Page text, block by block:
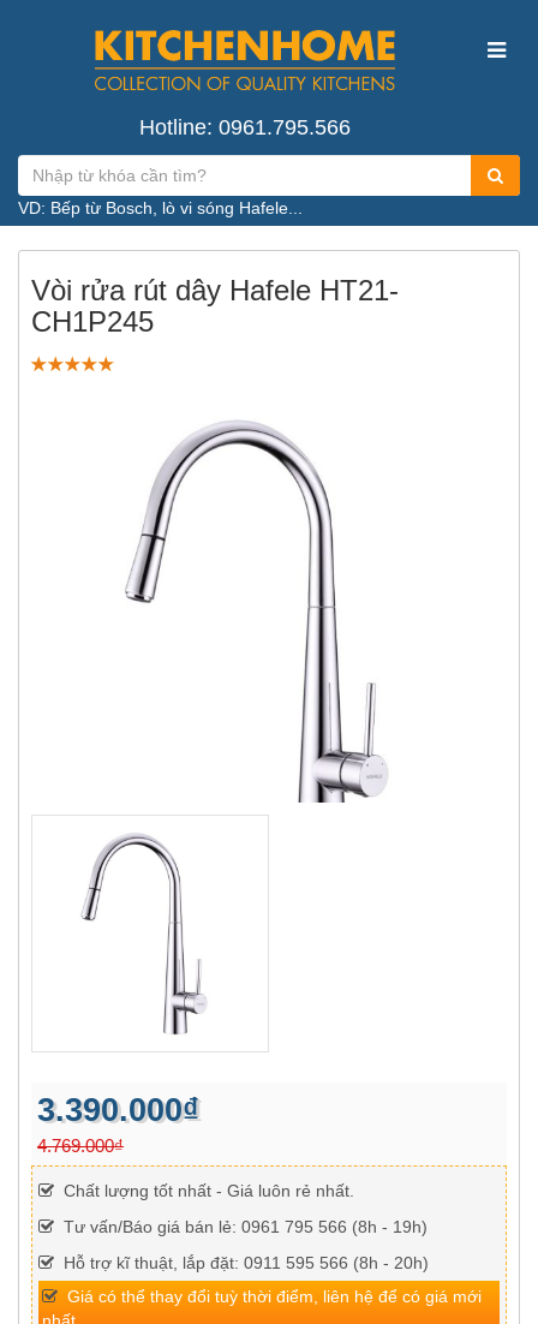
Hotline: 0961.795.566
VD: Bếp từ Bosch, lò vi sóng Hafele...
Vòi rửa rút dây Hafele HT21-
CH1P245
3.390.000₫
4.769.000₫
Chất lượng tốt nhất - Giá luôn rẻ nhất.
Tư vấn/Báo giá bán lẻ: 0961 795 566 (8h - 19h)
Hỗ trợ kĩ thuật, lắp đặt: 0911 595 566 (8h - 20h)
Giá có thể thay đổi tuỳ thời điểm, liên hệ để có giá mới